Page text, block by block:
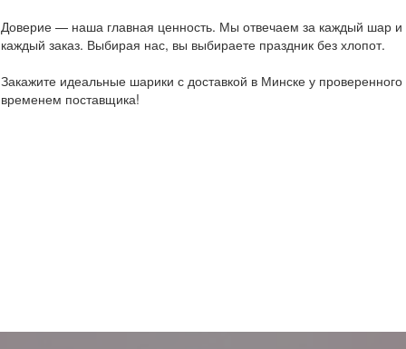
Доверие — наша главная ценность. Мы отвечаем за каждый шар и
каждый заказ. Выбирая нас, вы выбираете праздник без хлопот.
Закажите идеальные шарики с доставкой в Минске у проверенного
временем поставщика!